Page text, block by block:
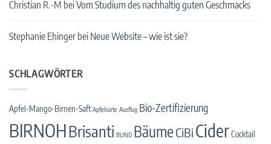
Christian R.-M beiVom Studium des nachhaltig guten Geschmacks
Stephanie Ehinger bei Neue Website – wie ist sie?
SCHLAGWÖRTER
Apfel-Mango-Birnen-Saft Apfelsorte Ausflug Bio-Zertifizierung
BIRNOHBrisanti BUND BäumeCiBi CiderCocktail